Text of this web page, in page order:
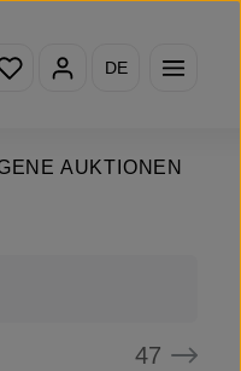
Du hast 0 Produkte auf
DE
AUKTIONEN
47